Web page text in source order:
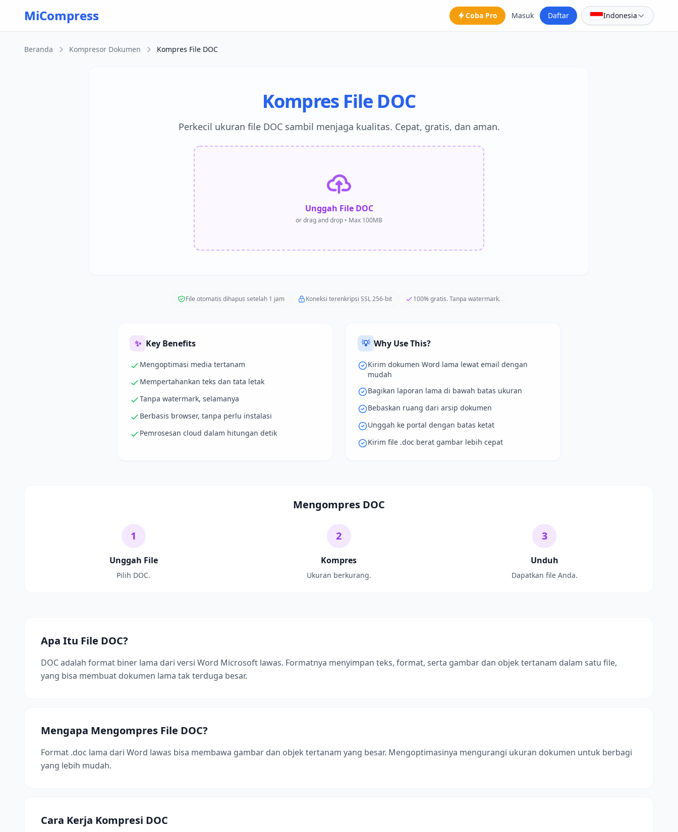
Skip to main content
MiCompress Coba Pro Masuk Daftar Indonesia
Beranda Kompresor Dokumen Kompres File DOC
Kompres File DOC
Perkecil ukuran file DOC sambil menjaga kualitas. Cepat, gratis, dan aman.
Unggah File DOC
or drag and drop • Max 100MB
File otomatis dihapus setelah 1 jam Koneksi terenkripsi SSL 256-bit 100% gratis. Tanpa watermark.
✨ Key Benefits
Mengoptimasi media tertanam
Mempertahankan teks dan tata letak
Tanpa watermark, selamanya
Berbasis browser, tanpa perlu instalasi
Pemrosesan cloud dalam hitungan detik
💡 Why Use This?
Kirim dokumen Word lama lewat email dengan
mudah
Bagikan laporan lama di bawah batas ukuran
Bebaskan ruang dari arsip dokumen
Unggah ke portal dengan batas ketat
Kirim file .doc berat gambar lebih cepat
Mengompres DOC
1
Unggah File
Pilih DOC.
2
Kompres
Ukuran berkurang.
3
Unduh
Dapatkan file Anda.
Apa Itu File DOC?
DOC adalah format biner lama dari versi Word Microsoft lawas. Formatnya menyimpan teks, format, serta gambar dan objek tertanam dalam satu file,
yang bisa membuat dokumen lama tak terduga besar.
Mengapa Mengompres File DOC?
Format .doc lama dari Word lawas bisa membawa gambar dan objek tertanam yang besar. Mengoptimasinya mengurangi ukuran dokumen untuk berbagi
yang lebih mudah.
Cara Kerja Kompresi DOC